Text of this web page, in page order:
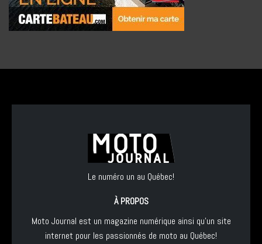
Le numéro un au Québec!
À PROPOS
Moto Journal est un magazine numérique ainsi qu'un site
internet pour les passionnés de moto au Québec!